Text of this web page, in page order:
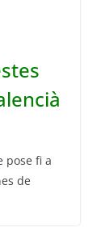
pose fi a
de